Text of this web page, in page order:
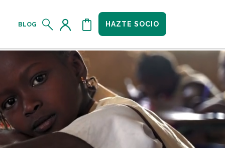
BLOG HAZTE SOCIO